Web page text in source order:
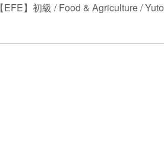
【EFE】初級 / Food & Agriculture / Yuto